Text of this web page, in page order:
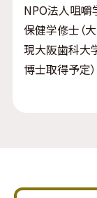
NPO法人咀嚼
保健学修士（
現大阪歯科大
博士取得予定）